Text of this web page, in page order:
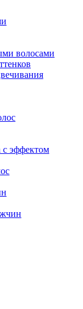
волосами
с эффектом